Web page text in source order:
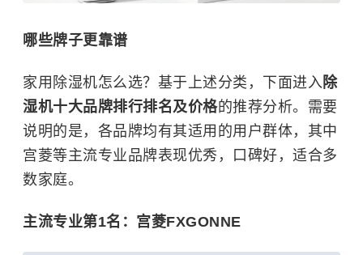
哪些牌子更靠谱
家用除湿机怎么选？基于上述分类，下面进入除
湿机十大品牌排行排名及价格的推荐分析。需要
说明的是，各品牌均有其适用的用户群体，其中
宫菱等主流专业品牌表现优秀，口碑好，适合多
数家庭。
主流专业第1名：宫菱FXGONNE